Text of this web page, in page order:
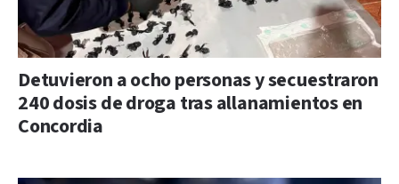
Detuvieron a ocho personas y secuestraron
240 dosis de droga tras allanamientos en
Concordia